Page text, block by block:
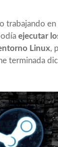
trabajando en
ejecutar
Linux,
terminada